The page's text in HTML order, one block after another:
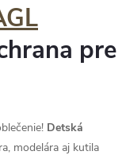
pre
Detská
modelára aj kutila